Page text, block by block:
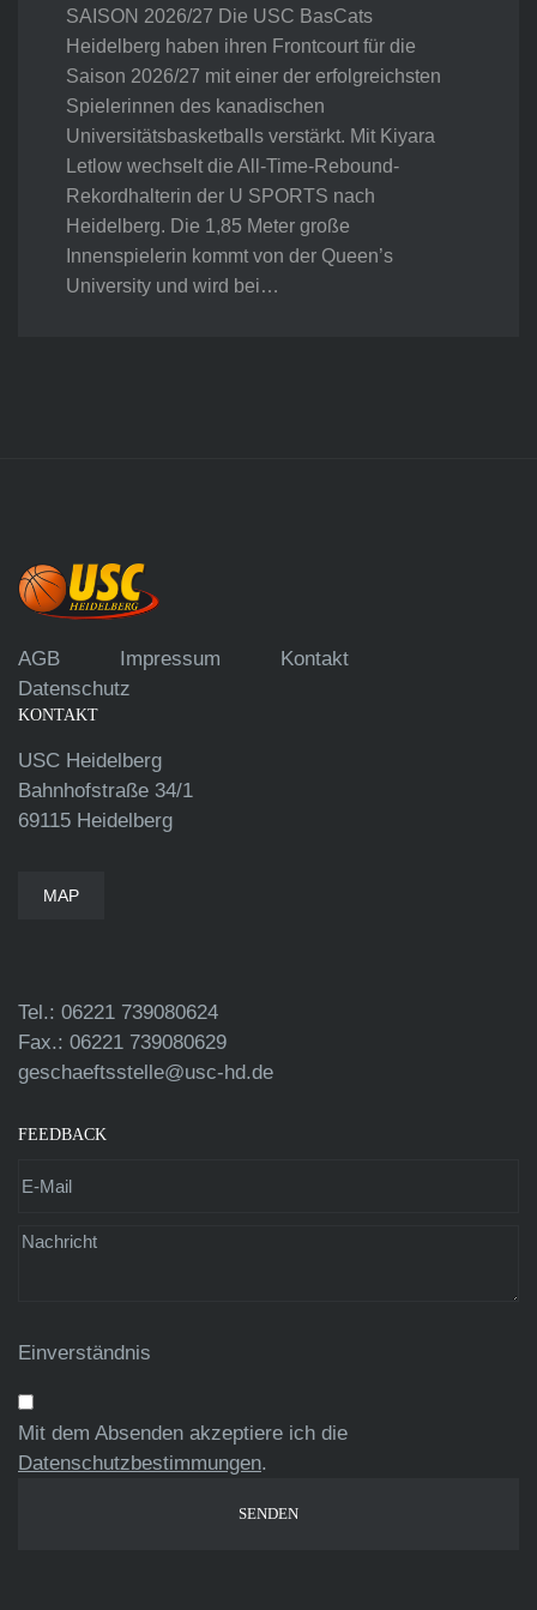
SAISON 2026/27 Die USC BasCats
Heidelberg haben ihren Frontcourt für die
Saison 2026/27 mit einer der erfolgreichsten
Spielerinnen des kanadischen
Universitätsbasketballs verstärkt. Mit Kiyara
Letlow wechselt die All-Time-Rebound-
Rekordhalterin der U SPORTS nach
Heidelberg. Die 1,85 Meter große
Innenspielerin kommt von der Queen’s
University und wird bei…
AGB Impressum
Kontakt
Datenschutz
KONTAKT
USC Heidelberg
Bahnhofstraße 34/1
69115 Heidelberg
MAP
Tel.: 06221 739080624
Fax.: 06221 739080629
geschaeftsstelle@usc-hd.de
FEEDBACK
Einverständnis
Mit dem Absenden akzeptiere ich die
Datenschutzbestimmungen.